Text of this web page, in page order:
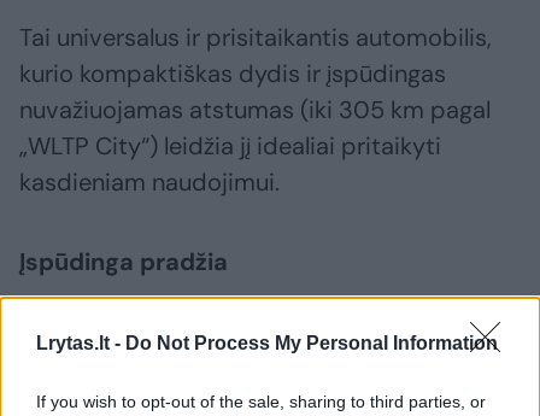
Lrytas.lt - Do Not Process My Personal Information
If you wish to opt-out of the sale, sharing to third parties, or
Tai universalus ir prisitaikantis automobilis,
kurio kompaktiškas dydis ir įspūdingas
nuvažiuojamas atstumas (iki 305 km pagal
„WLTP City“) leidžia jį idealiai pritaikyti
kasdieniam naudojimui.
Įspūdinga pradžia
Per aštuonis mėnesius gauta daugiau kaip 40